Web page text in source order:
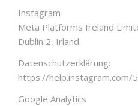
Instagram
Meta Platforms Ireland
Dublin 2, Irland.
Datenschutzerklärung:
https://help.instagram.com/
Google Analytics